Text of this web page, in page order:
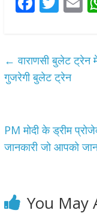
b
o
k
er l
← वाराणसी बुलेट ट्रेन
गुजरेगी बुलेट ट्रेन
PM मोदी के ड्रीम
जानकारी जो आपको
You May